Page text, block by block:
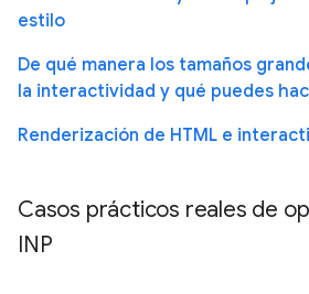
estilo
De qué manera los tamaños
la interactividad y qué puedes
Renderización de HTML e
Casos prácticos reales de
INP